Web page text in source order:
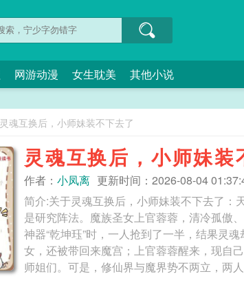
网游动漫 女生耽美 其他小说
灵魂互换后，小师妹装不下去了
灵魂互换后，小师妹装
作者： 小凤离 更新时间：2026-08-04
简介:关于灵魂互换后，小师妹装不下去了：
是研究阵法。魔族圣女上官蓉蓉，清冷孤傲
神器“乾坤珏”时，一人抢到了一半，结果灵
女，还被带回来魔宫；上官蓉蓉醒来，现自
师姐们。可是，修仙界与魔界势不两立，两